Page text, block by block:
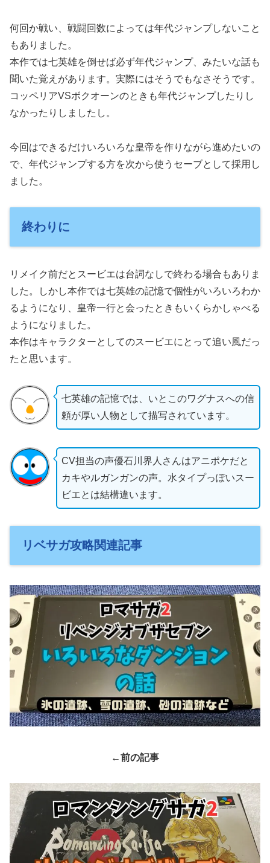
何回か戦い、戦闘回数によっては年代ジャンプしないこと
もありました。
本作では七英雄を倒せば必ず年代ジャンプ、みたいな話も
聞いた覚えがあります。実際にはそうでもなさそうです。
コッペリアVSボクオーンのときも年代ジャンプしたりし
なかったりしましたし。
今回はできるだけいろいろな皇帝を作りながら進めたいの
で、年代ジャンプする方を次から使うセーブとして採用し
ました。
終わりに
リメイク前だとスービエは台詞なしで終わる場合もありま
した。しかし本作では七英雄の記憶で個性がいろいろわか
るようになり、皇帝一行と会ったときもいくらかしゃべる
ようになりました。
本作はキャラクターとしてのスービエにとって追い風だっ
たと思います。
七英雄の記憶では、いとこのワグナスへの信
頼が厚い人物として描写されています。
CV担当の声優石川界人さんはアニポケだと
カキやルガンガンの声。水タイプっぽいスー
ビエとは結構違います。
リベサガ攻略関連記事
←前の記事